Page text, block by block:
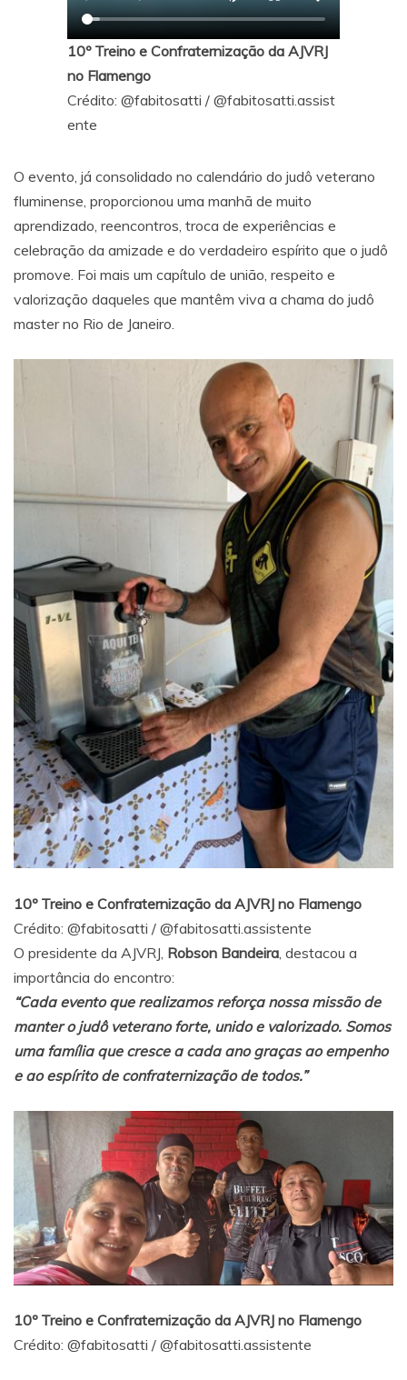
10º Treino e Confraternização da AJVRJ
no Flamengo
Crédito: @fabitosatti / @fabitosatti.assist
ente
O evento, já consolidado no calendário do judô veterano
fluminense, proporcionou uma manhã de muito
aprendizado, reencontros, troca de experiências e
celebração da amizade e do verdadeiro espírito que o judô
promove. Foi mais um capítulo de união, respeito e
valorização daqueles que mantêm viva a chama do judô
master no Rio de Janeiro.
10º Treino e Confraternização da AJVRJ no Flamengo
Crédito: @fabitosatti / @fabitosatti.assistente
O presidente da AJVRJ, Robson Bandeira , destacou a
importância do encontro:
“Cada evento que realizamos reforça nossa missão de
manter o judô veterano forte, unido e valorizado. Somos
uma família que cresce a cada ano graças ao empenho
e ao espírito de confraternização de todos.”
10º Treino e Confraternização da AJVRJ no Flamengo
Crédito: @fabitosatti / @fabitosatti.assistente